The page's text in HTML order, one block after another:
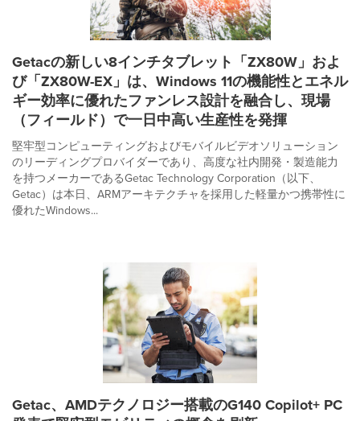
Getacの新しい8インチタブレット「ZX80W」およ
び「ZX80W-EX」は、Windows 11の機能性とエネル
ギー効率に優れたファンレス設計を融合し、現場
（フィールド）で一日中高い生産性を発揮
堅牢型コンピューティングおよびモバイルビデオソリューション
のリーディングプロバイダーであり、高度な社内開発・製造能力
を持つメーカーであるGetac Technology Corporation（以下、
Getac）は本日、ARMアーキテクチャを採用した軽量かつ携帯性に
優れたWindows...
Getac、AMDテクノロジー搭載のG140 Copilot+ PC